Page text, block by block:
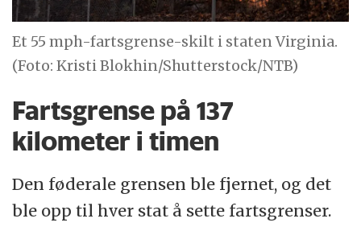
Et 55 mph-fartsgrense-skilt i staten Virginia.
(Foto: Kristi Blokhin/Shutterstock/NTB)
Fartsgrense på 137
kilometer i timen
Den føderale grensen ble fjernet, og det
ble opp til hver stat å sette fartsgrenser.